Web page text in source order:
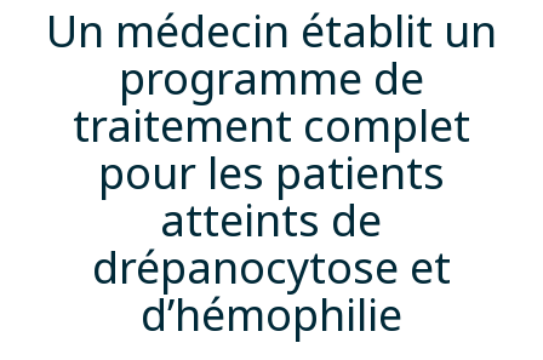
Un médecin établit un
programme de
traitement complet
pour les patients
atteints de
drépanocytose et
d’hémophilie